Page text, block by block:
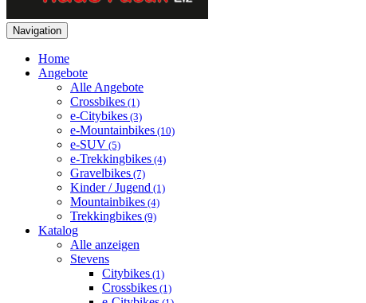
Navigation
Home
Angebote
Alle Angebote
Crossbikes (1)
e-Citybikes (3)
e-Mountainbikes (10)
e-SUV (5)
e-Trekkingbikes (4)
Gravelbikes (7)
Kinder / Jugend (1)
Mountainbikes (4)
Trekkingbikes (9)
Katalog
Alle anzeigen
Stevens
Citybikes (1)
Crossbikes (1)